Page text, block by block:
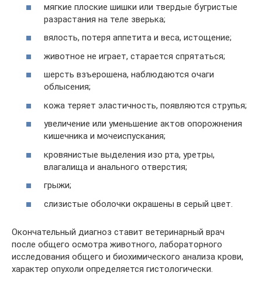
мягкие плоские шишки или твердые бугристые
разрастания на теле зверька;
вялость, потеря аппетита и веса, истощение;
животное не играет, старается спрятаться;
шерсть взъерошена, наблюдаются очаги
облысения;
кожа теряет эластичность, появляются струпья;
увеличение или уменьшение актов опорожнения
кишечника и мочеиспускания;
кровянистые выделения изо рта, уретры,
влагалища и анального отверстия;
грыжи;
слизистые оболочки окрашены в серый цвет.
Окончательный диагноз ставит ветеринарный врач
после общего осмотра животного, лабораторного
исследования общего и биохимического анализа крови,
характер опухоли определяется гистологически.